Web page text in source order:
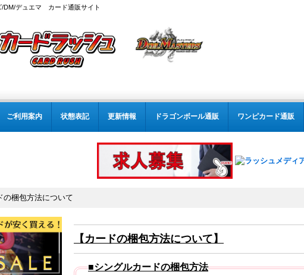
/DM/デュエマ カード通販サイト
ご利用案内 状態表記 更新情報 ドラゴンボール通販 ワンピカード通販
の梱包方法について
【カードの梱包方法について】
■シングルカードの梱包方法